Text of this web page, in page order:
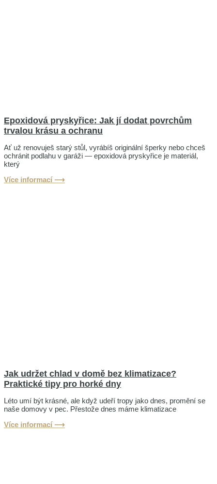
Epoxidová pryskyřice: Jak jí dodat povrchům
trvalou krásu a ochranu
Ať už renovuješ starý stůl, vyrábíš originální šperky nebo chceš
ochránit podlahu v garáži — epoxidová pryskyřice je materiál,
který
Více informací ⟶
Jak udržet chlad v domě bez klimatizace?
Praktické tipy pro horké dny
Léto umí být krásné, ale když udeří tropy jako dnes, promění se
naše domovy v pec. Přestože dnes máme klimatizace
Více informací ⟶